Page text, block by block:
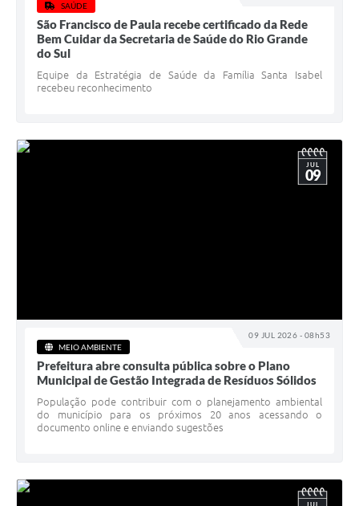
SAÚDE
São Francisco de Paula recebe certificado da Rede
Bem Cuidar da Secretaria de Saúde do Rio Grande
do Sul
Equipe da Estratégia de Saúde da Família Santa Isabel
recebeu reconhecimento
09 JUL 2026 - 08h53
JUL
09
MEIO AMBIENTE
Prefeitura abre consulta pública sobre o Plano
Municipal de Gestão Integrada de Resíduos Sólidos
População pode contribuir com o planejamento ambiental
do município para os próximos 20 anos acessando o
documento online e enviando sugestões